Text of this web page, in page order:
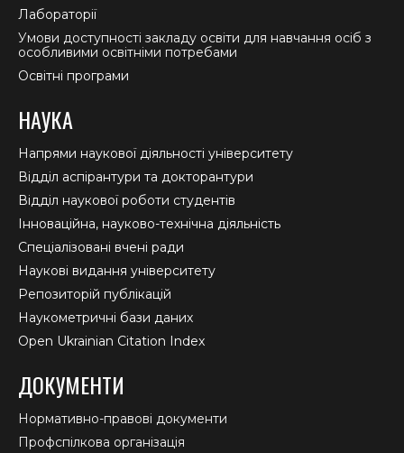
Лабораторії
Умови доступності закладу освіти для навчання осіб з
особливими освітніми потребами
Освітні програми
НАУКА
Напрями наукової діяльності університету
Відділ аспірантури та докторантури
Відділ наукової роботи студентів
Інноваційна, науково-технічна діяльність
Спеціалізовані вчені ради
Наукові видання університету
Репозиторій публікацій
Наукометричні бази даних
Open Ukrainian Citation Index
ДОКУМЕНТИ
Нормативно-правові документи
Профспілкова організація